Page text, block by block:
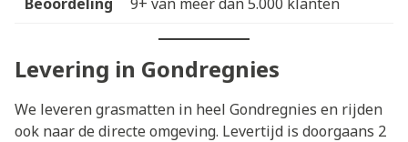
Levering in Gondregnies
We leveren grasmatten in heel Gondregnies en rijden
ook naar de directe omgeving. Levertijd is doorgaans 2